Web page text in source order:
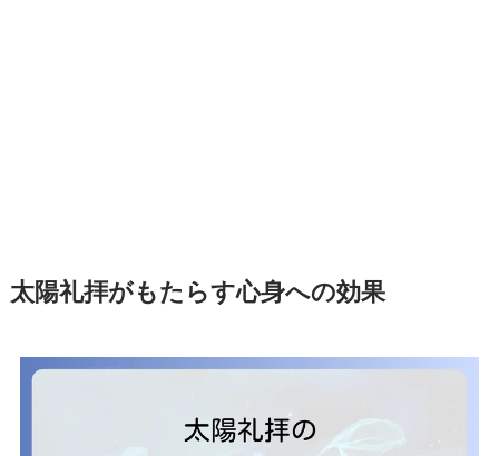
太陽礼拝がもたらす心身への効果